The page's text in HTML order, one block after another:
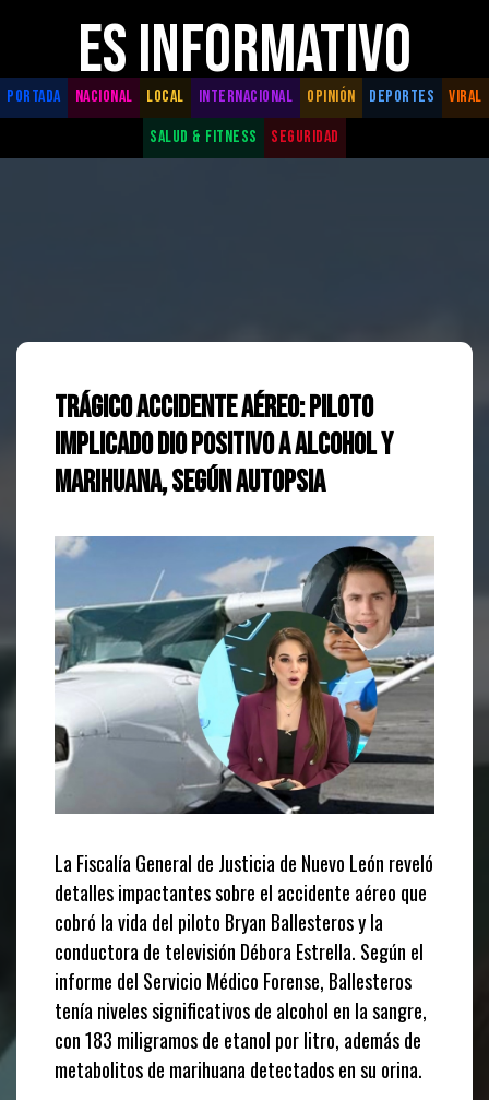
ES INFORMATIVO
PORTADA NACIONAL LOCAL INTERNACIONAL OPINIÓN DEPORTES
VIRAL
SALUD & FITNESS
SEGURIDAD
Trágico Accidente Aéreo: Piloto
Implicado Dio Positivo a Alcohol y
Marihuana, Según Autopsia
La Fiscalía General de Justicia de Nuevo León reveló
detalles impactantes sobre el accidente aéreo que
cobró la vida del piloto Bryan Ballesteros y la
conductora de televisión Débora Estrella. Según el
informe del Servicio Médico Forense, Ballesteros
tenía niveles significativos de alcohol en la sangre,
con 183 miligramos de etanol por litro, además de
metabolitos de marihuana detectados en su orina.